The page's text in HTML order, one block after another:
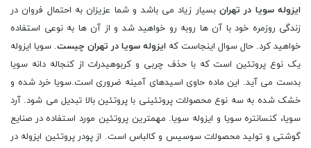
ایزوله سویا در تهران بسیار زیاد می باشد و شما عزیزان به احتمال فروان در
زندگی روزمره خود با آن ها روبه رو خواهید شد و از آن ها به نوعی استفاده
خواهید کرد. حال سوال اینجاست که ایزوله سویا در تهران چیست. سویا ایزوله
یک نوع پروتئین است که با حذف چربی و کربوهیدرات از کنجاله دانه سویا
بدست می آید. این ماده حاوی اسیدهای آمینه ضروری است.سویا خرد شده و
خشک شده به سه نوع محصولات پروتئینی با پروتئین بالا تبدیل می شود. آرد
سویا، کنسانتره سویا و ایزوله سویا. مهمترین پروتئین مورد استفاده در صنایع
گوشتی و تولید محصولات سوسیس و کالباس است. از پودر پروتئین ایزوله در